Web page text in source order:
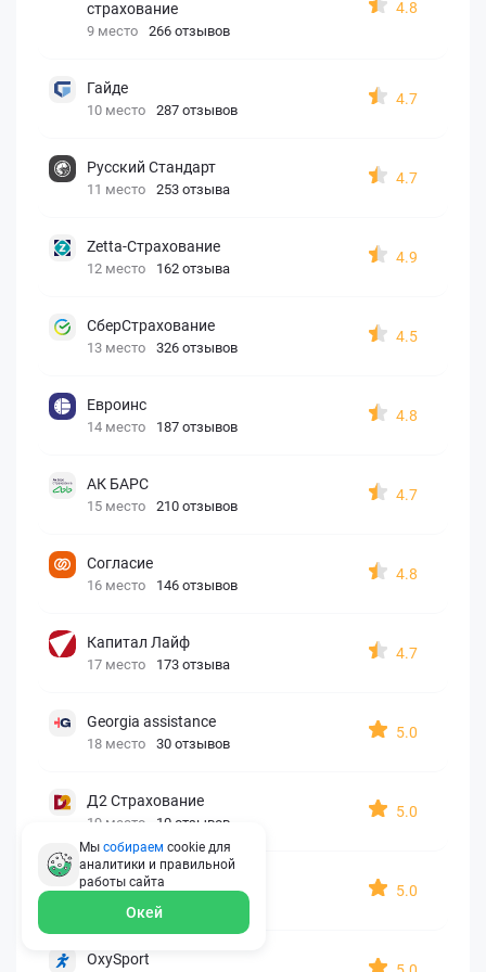
страхование
9 место 266 отзывов
4.8
Гайде
10 место 287 отзывов
4.7
Русский Стандарт
11 место 253 отзыва
4.7
Zetta-Страхование
12 место 162 отзыва
4.9
СберСтрахование
13 место 326 отзывов
4.5
Евроинс
14 место 187 отзывов
4.8
АК БАРС
15 место 210 отзывов
4.7
Согласие
16 место 146 отзывов
4.8
Капитал Лайф
17 место 173 отзыва
4.7
Georgia assistance
18 место 30 отзывов
5.0
Д2 Страхование
19 место 10 отзывов
5.0
АйАйСи
5.0
OxySport
Мы собираем cookie для
аналитики и правильной
работы сайта
Окей